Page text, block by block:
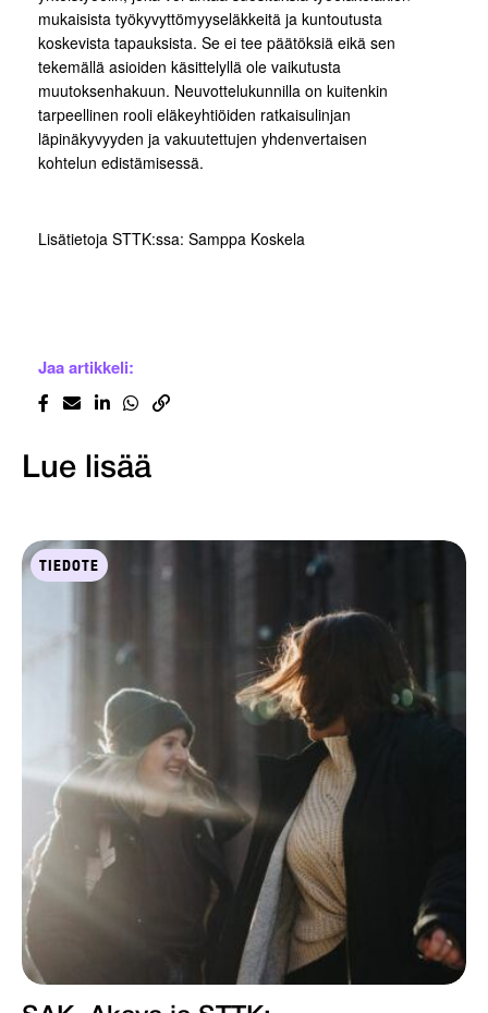
mukaisista työkyvyttömyyseläkkeitä ja kuntoutusta
koskevista tapauksista. Se ei tee päätöksiä eikä sen
tekemällä asioiden käsittelyllä ole vaikutusta
muutoksenhakuun. Neuvottelukunnilla on kuitenkin
tarpeellinen rooli eläkeyhtiöiden ratkaisulinjan
läpinäkyvyyden ja vakuutettujen yhdenvertaisen
kohtelun edistämisessä.
Lisätietoja STTK:ssa: Samppa Koskela
Jaa artikkeli:
Lue lisää
TIEDOTE